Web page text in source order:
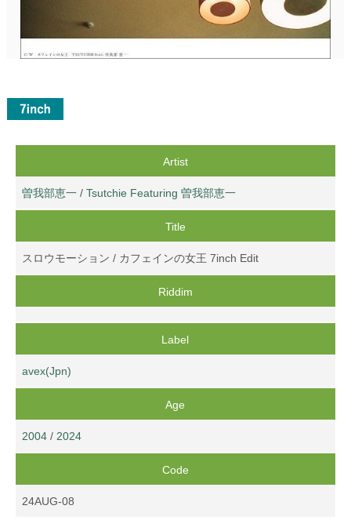
Artist
曽我部恵一 /Tsutchie Featuring 曽我部恵一
Title
スロウモーション / カフェインの女王 7inch Edit
Riddim
Label
avex(Jpn)
Age
2004 / 2024
Code
24AUG-08